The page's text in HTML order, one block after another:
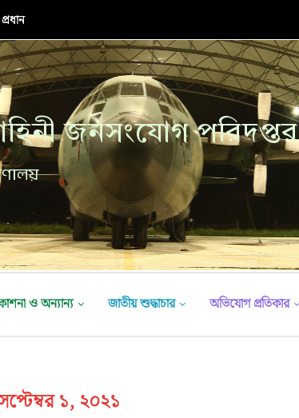
জনসংযোগ পরিদপ্তর
ও অন্যান্য জাতীয় শুদ্ধাচার অভিযোগ প্রতিকার
১, ২০২১